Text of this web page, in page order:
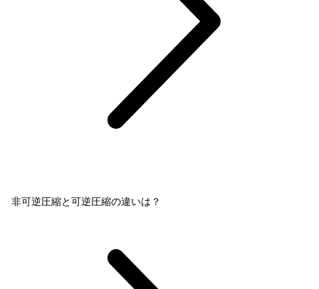
非可逆圧縮と可逆圧縮の違いは？